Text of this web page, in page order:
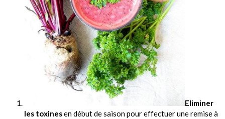
Eliminer
les toxinesen début de saison pour effectuer une remise à